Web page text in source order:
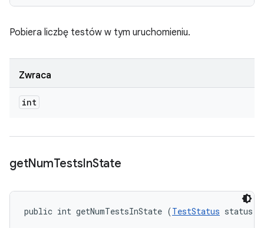
Pobiera liczbę testów w tym uruchomieniu.
Zwraca
int
getNumTestsInState
public int getNumTestsInState (TestStatus status)